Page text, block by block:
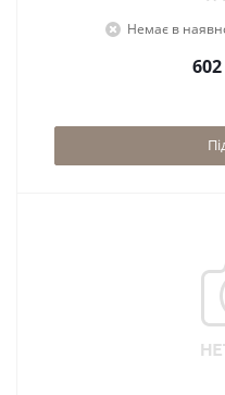
Немає в
602